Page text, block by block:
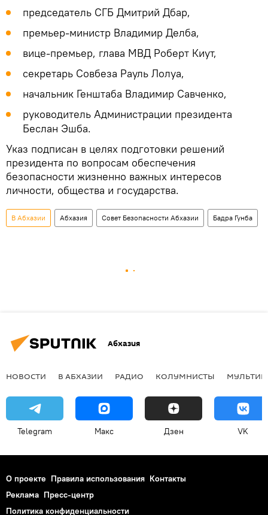
председатель СГБ Дмитрий Дбар,
премьер-министр Владимир Делба,
вице-премьер, глава МВД Роберт Киут,
секретарь Совбеза Рауль Лолуа,
начальник Генштаба Владимир Савченко,
руководитель Администрации президента
Беслан Эшба.
Указ подписан в целях подготовки решений
президента по вопросам обеспечения
безопасности жизненно важных интересов
личности, общества и государства.
В Абхазии Абхазия Совет Безопасности Абхазии Бадра Гунба
Абхазия
НОВОСТИ В АБХАЗИИ РАДИО КОЛУМНИСТЫ
Telegram Макс Дзен VK
О проекте Правила использования Контакты
Реклама Пресс-центр
Политика конфиденциальности